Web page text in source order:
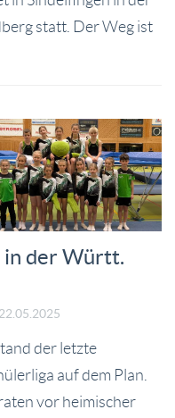
statt. Der Weg ist
der Württ.
22.05.2025
der letzte
auf dem Plan.
vor heimischer